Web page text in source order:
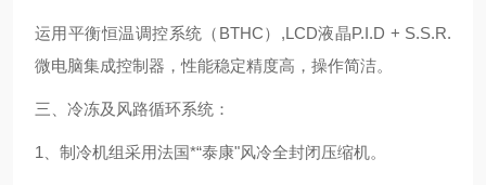
运用平衡恒温调控系统（BTHC）,LCD液晶P.I.D + S.S.R.
微电脑集成控制器，性能稳定精度高，操作简洁。
三、冷冻及风路循环系统：
1、制冷机组采用法国*“泰康"风冷全封闭压缩机。